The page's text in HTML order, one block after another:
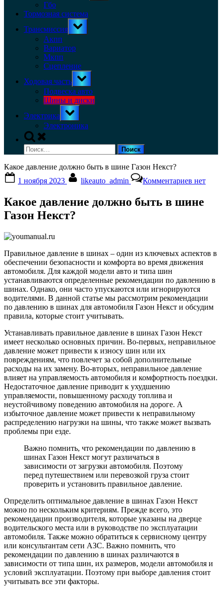
Гбо
Тормозная система
Трансмиссия
Toggle
sub-
Акпп
Вариатор
Мкпп
Сцепление
Ходовая часть
Toggle
sub-
menu
Подвеска авто
Шины и диски
Электрика
Toggle
sub-
menu
Электроника
Toggle
search
form
Найти:
Какое давление должно быть в шине Газон Некст?
on
1 ноября 2023 likeauto_admin Комментариевзаписи
Некст?
нет
Какое давление должно быть в шине
Газон Некст?
Правильное давление в шинах – один из ключевых аспектов в
обеспечении безопасности и комфорта во время движения
автомобиля. Для каждой модели авто и типа шин
устанавливаются определенные рекомендации по давлению в
шинах. Однако, они часто упускаются или игнорируются
водителями. В данной статье мы рассмотрим рекомендации
по давлению в шинах для автомобиля Газон Некст и обсудим
правила, которые стоит учитывать.
Устанавливать правильное давление в шинах Газон Некст
имеет несколько основных причин. Во-первых, неправильное
давление может привести к износу шин или их
повреждениям, что повлечет за собой дополнительные
расходы на их замену. Во-вторых, неправильное давление
влияет на управляемость автомобиля и комфортность поездки.
Недостаточное давление приводит к ухудшению
управляемости, повышенному расходу топлива и
неустойчивому поведению автомобиля на дороге. А
избыточное давление может привести к неправильному
распределению нагрузки на шины, что также может вызвать
проблемы при езде.
Важно помнить, что рекомендации по давлению в
шинах Газон Некст могут различаться в
зависимости от загрузки автомобиля. Поэтому
перед путешествием или перевозкой груза стоит
проверить и установить правильное давление.
Определить оптимальное давление в шинах Газон Некст
можно по нескольким критериям. Прежде всего, это
рекомендации производителя, которые указаны на дверце
водительского места или в руководстве по эксплуатации
автомобиля. Также можно обратиться к сервисному центру
или консультантам сети АЗС. Важно помнить, что
рекомендации по давлению в шинах различаются в
зависимости от типа шин, их размеров, модели автомобиля и
условий эксплуатации. Поэтому при выборе давления стоит
учитывать все эти факторы.